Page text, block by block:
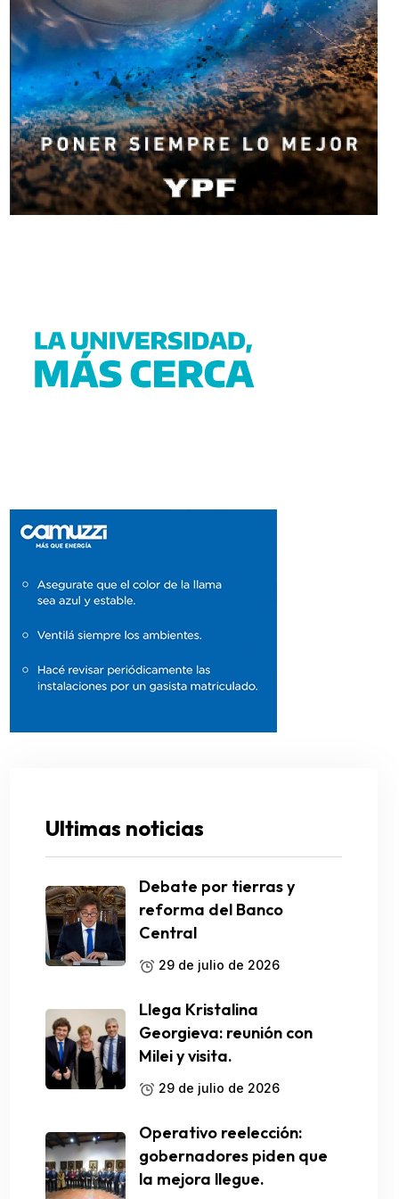
Ultimas noticias
Debate por tierras y
reforma del Banco
Central
29 de julio de 2026
Llega Kristalina
Georgieva: reunión con
Milei y visita.
29 de julio de 2026
Operativo reelección:
gobernadores piden que
la mejora llegue.